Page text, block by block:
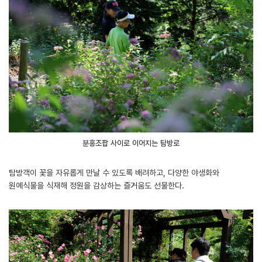
분홍조팝 사이로 이어지는 탐방로
탐방객이 꽃을 자유롭게 만날 수 있도록 배려하고, 다양한 야생화와
원예식물을 식재해 정원을 감상하는 즐거움도 선물한다.